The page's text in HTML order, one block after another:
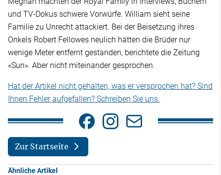
und TV-Dokus schwere Vorwürfe. William sieht seine
Familie zu Unrecht attackiert. Bei der Beisetzung ihres
Onkels Robert Fellowes neulich hätten die Brüder nur
wenige Meter entfernt gestanden, berichtete die Zeitung
«Sun». Aber nicht miteinander gesprochen.
Hat der Artikel nicht gehalten, was er versprochen hat? Sind
Ihnen Fehler aufgefallen? Schreiben Sie uns.
Zur Startseite
Ähnliche Artikel